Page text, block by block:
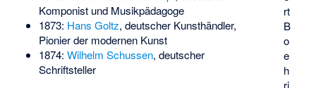
rt
B
o
e
h
ri
Komponist und Musikpädagoge
1873: Hans Goltz, deutscher Kunsthändler,
Pionier der modernen Kunst
1874: Wilhelm Schussen, deutscher
Schriftsteller